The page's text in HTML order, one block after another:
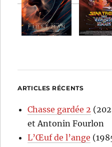
ARTICLES RÉCENTS
Chasse gardée 2
et Antonin Fourlon
L’Œuf de l’ange